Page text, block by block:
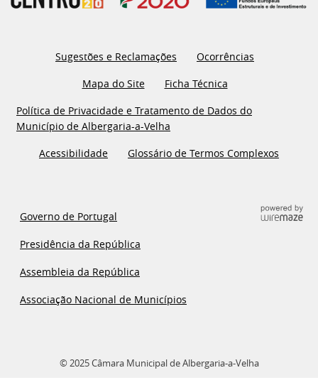
Sugestões e Reclamações
Ocorrências
Mapa do Site
Ficha Técnica
Política de Privacidade e Tratamento de Dados do
Município de Albergaria-a-Velha
Acessibilidade
Glossário de Termos Complexos
Governo de Portugal
Presidência da República
Assembleia da República
Associação Nacional de Municípios
© 2025 Câmara Municipal de Albergaria-a-Velha